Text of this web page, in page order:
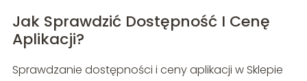
Jak Sprawdzić Dostępność I Cenę
Aplikacji?
Sprawdzanie dostępności i ceny aplikacji w Sklepie